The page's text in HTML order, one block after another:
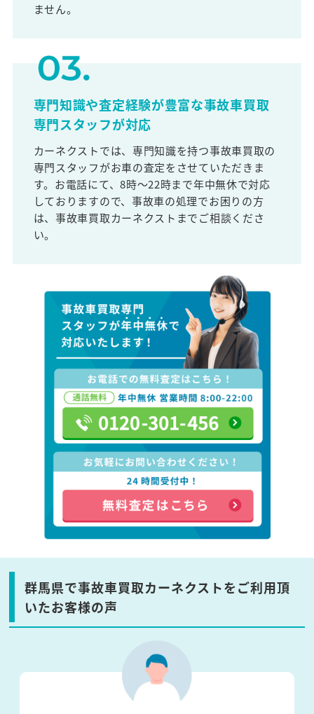
ません。
専門知識や査定経験が豊富な事故車買取
専門スタッフが対応
カーネクストでは、専門知識を持つ事故車買取の
専門スタッフがお車の査定をさせていただきま
す。お電話にて、8時～22時まで年中無休で対応
しておりますので、事故車の処理でお困りの方
は、事故車買取カーネクストまでご相談くださ
い。
群馬県で事故車買取カーネクストをご利用頂
いたお客様の声